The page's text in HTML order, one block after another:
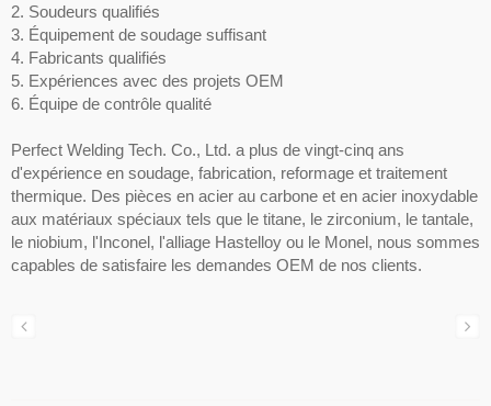
2. Soudeurs qualifiés
3. Équipement de soudage suffisant
4. Fabricants qualifiés
5. Expériences avec des projets OEM
6. Équipe de contrôle qualité
Perfect Welding Tech. Co., Ltd. a plus de vingt-cinq ans
d'expérience en soudage, fabrication, reformage et traitement
thermique. Des pièces en acier au carbone et en acier inoxydable
aux matériaux spéciaux tels que le titane, le zirconium, le tantale,
le niobium, l'Inconel, l'alliage Hastelloy ou le Monel, nous sommes
capables de satisfaire les demandes OEM de nos clients.